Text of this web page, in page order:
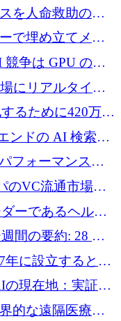
ための MDR 認
を人命救助の救
万 2,000 ユーロ
で埋め立てメタ
競争は GPU の所
理由
にリアルタイム
すために 400 万
るために420万ポ
ンドの AI 検索最
するために 600
フォーマンスプ
にこれまでに720
のVC流通市場の
万ユーロの
ーであるヘルシ
で18億ドルのシリ
間の要約: 28 億
クノロジー資金調
年に設立すると米
の現在地：実証と
的な遠隔医療プ